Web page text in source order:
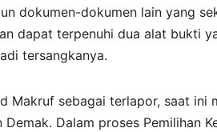
dokumen-dokumen lain yang
dapat terpenuhi dua alat bukti
tersangkanya.
Makruf sebagai terlapor, saat ini
Demak. Dalam proses Pemilihan